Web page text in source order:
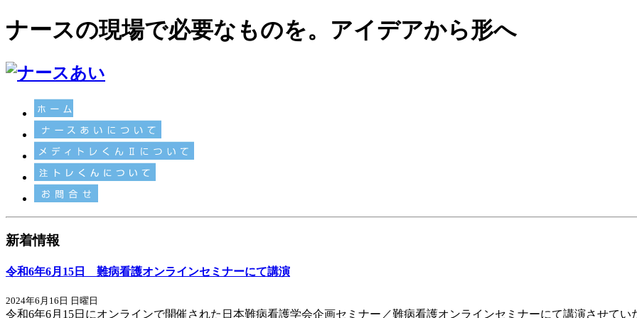
ナースの現場で必要なものを。アイデアから形へ
新着情報
令和6年6月15日 難病看護オンラインセミナーにて講演
2024年6月16日 日曜日
令和6年6月15日にオンラインで開催された日本難病看護学会企画セミナー／難病看護オンラインセミナーにて講演させてい